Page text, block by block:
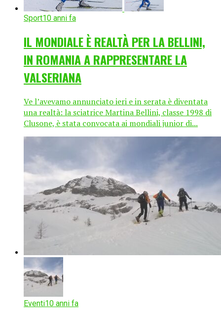
Sport10 anni fa
IL MONDIALE È REALTÀ PER LA BELLINI,
IN ROMANIA A RAPPRESENTARE LA
VALSERIANA
Ve l’avevamo annunciato ieri e in serata è diventata
una realtà: la sciatrice Martina Bellini, classe 1998 di
Clusone, è stata convocata ai mondiali junior di...
Eventi10 anni fa